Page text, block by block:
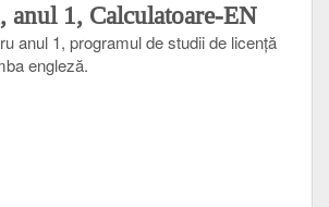
anul 1, Calculatoare-EN
anul 1, programul de studii de licenţă
engleză.